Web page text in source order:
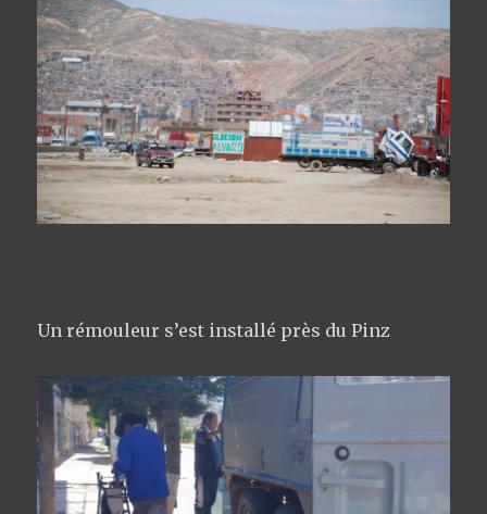
Un rémouleur s’est installé près du Pinz